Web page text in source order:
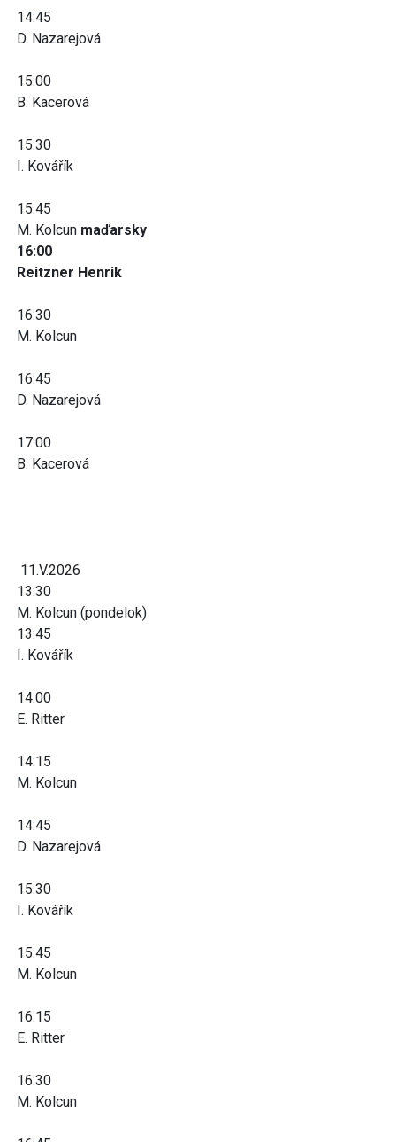
14:45
D. Nazarejová
15:00
B. Kacerová
15:30
I. Kovářík
15:45
M. Kolcun maďarsky
16:00
Reitzner Henrik
16:30
M. Kolcun
16:45
D. Nazarejová
17:00
B. Kacerová
11.V.2026
13:30
M. Kolcun (pondelok)
13:45
I. Kovářík
14:00
E. Ritter
14:15
M. Kolcun
14:45
D. Nazarejová
15:30
I. Kovářík
15:45
M. Kolcun
16:15
E. Ritter
16:30
M. Kolcun